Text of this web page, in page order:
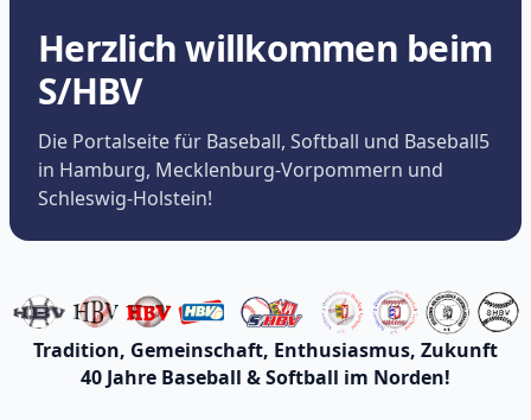
Herzlich willkommen beim
S/HBV
Die Portalseite für Baseball, Softball und Baseball5
in Hamburg, Mecklenburg-Vorpommern und
Schleswig-Holstein!
Tradition, Gemeinschaft, Enthusiasmus, Zukunft
40 Jahre Baseball & Softball im Norden!